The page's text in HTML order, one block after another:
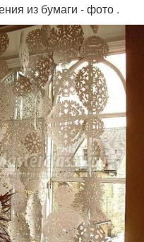
из бумаги - фото .